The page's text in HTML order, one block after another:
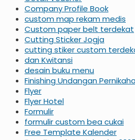
Company Profile Book
custom map rekam medis
Custom paper belt terdekat
Cutting Sticker Jogja
cutting stiker custom
dan Kwitansi
desain buku menu
Finishing Undangan
Flyer
Flyer Hotel
Formulir
formulir custom bea cukai
Free Template Kalender